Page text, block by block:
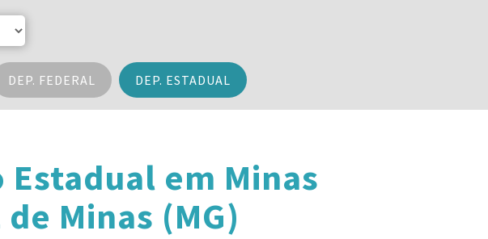
DEP. FEDERAL DEP. ESTADUAL
em Minas
Minas (MG)